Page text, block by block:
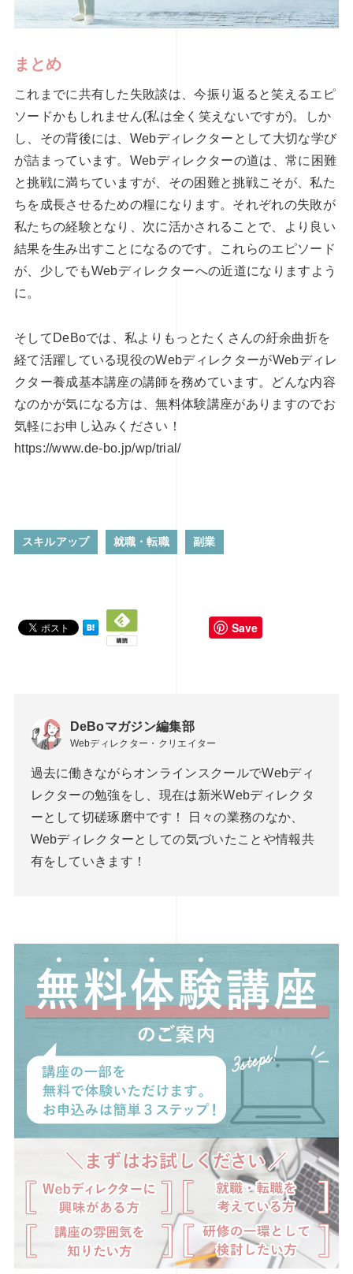
まとめ
これまでに共有した失敗談は、今振り返ると笑えるエピ
ソードかもしれません(私は全く笑えないですが)。しか
し、その背後には、Webディレクターとして大切な学び
が詰まっています。Webディレクターの道は、常に困難
と挑戦に満ちていますが、その困難と挑戦こそが、私た
ちを成長させるための糧になります。それぞれの失敗が
私たちの経験となり、次に活かされることで、より良い
結果を生み出すことになるのです。これらのエピソード
が、少しでもWebディレクターへの近道になりますよう
に。
そしてDeBoでは、私よりもっとたくさんの紆余曲折を
経て活躍している現役のWebディレクターがWebディレ
クター養成基本講座の講師を務めています。どんな内容
なのかが気になる方は、無料体験講座がありますのでお
気軽にお申し込みください！
https://www.de-bo.jp/wp/trial/
スキルアップ 就職・転職 副業
Save
DeBoマガジン編集部
Webディレクター・クリエイター
過去に働きながらオンラインスクールでWebディ
レクターの勉強をし、現在は新米Webディレクタ
ーとして切磋琢磨中です！ 日々の業務のなか、
Webディレクターとしての気づいたことや情報共
有をしていきます！